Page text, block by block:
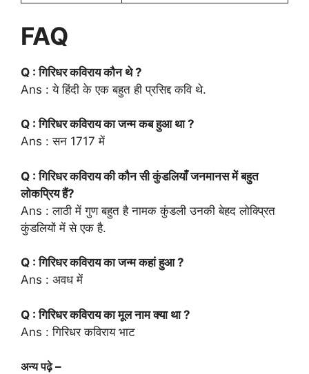
FAQ
Q : गिरिधर कविराय कौन थे ?
Ans : ये हिंदी के एक बहुत ही प्रसिद्द कवि थे.
Q : गिरिधर कविराय का जन्म कब हुआ था ?
Ans : सन 1717 में
Q : गिरिधर कविराय की कौन सी कुंडलियाँ जनमानस में बहुत
लोकप्रिय हैं?
Ans : लाठी में गुण बहुत है नामक कुंडली उनकी बेहद लोक्प्रित
कुंडलियों में से एक है.
Q : गिरिधर कविराय का जन्म कहां हुआ ?
Ans : अवध में
Q : गिरिधर कविराय का मूल नाम क्या था ?
Ans : गिरिधर कविराय भाट
अन्य पढ़े–